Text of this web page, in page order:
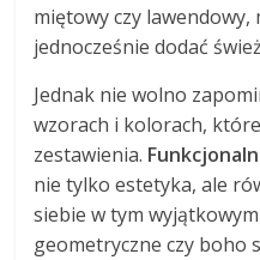
miętowy czy
jednocześnie dodać
Jednak nie wolno
wzorach i kolorach,
zestawienia.
nie tylko estetyka, ale
siebie w tym
geometryczne czy boho